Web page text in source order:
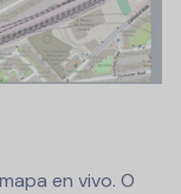
en vivo. O